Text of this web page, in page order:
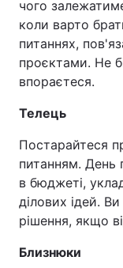
чого
коли варто
питаннях,
проєктами. Не
впораєтеся.
Телець
Постарайтеся
питанням. День
в бюджеті,
ділових ідей.
рішення, якщо
Близнюки